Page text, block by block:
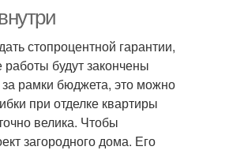
стопроцентной гарантии,
будут закончены
рамки бюджета, это можно
при отделке квартиры
велика. Чтобы
загородного дома. Его